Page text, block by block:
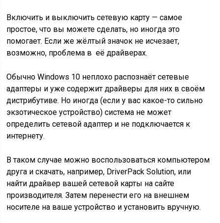
Включить и выключить сетевую карту — самое
простое, что вы можете сделать, но иногда это
помогает. Если же жёлтый значок не исчезает,
возможно, проблема в её драйверах.
Обычно Windows 10 неплохо распознаёт сетевые
адаптеры и уже содержит драйверы для них в своём
дистрибутиве. Но иногда (если у вас какое-то сильно
экзотическое устройство) система не может
определить сетевой адаптер и не подключается к
интернету.
В таком случае можно воспользоваться компьютером
друга и скачать, например, DriverPack Solution, или
найти драйвер вашей сетевой карты на сайте
производителя. Затем перенести его на внешнем
носителе на ваше устройство и установить вручную.